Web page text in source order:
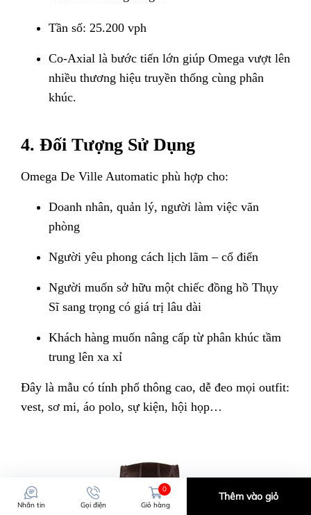
Tần số: 25.200 vph
Co-Axial là bước tiến lớn giúp Omega vượt lên
nhiều thương hiệu truyền thống cùng phân
khúc.
4. Đối Tượng Sử Dụng
Omega De Ville Automatic phù hợp cho:
Doanh nhân, quản lý, người làm việc văn
phòng
Người yêu phong cách lịch lãm – cổ điển
Người muốn sở hữu một chiếc đồng hồ Thụy
Sĩ sang trọng có giá trị lâu dài
Khách hàng muốn nâng cấp từ phân khúc tầm
trung lên xa xỉ
Đây là mẫu có tính phổ thông cao, dễ đeo mọi outfit:
vest, sơ mi, áo polo, sự kiện, hội họp…
Nhắn tin Gọi điện
0
Giỏ hàng
Thêm vào giỏ